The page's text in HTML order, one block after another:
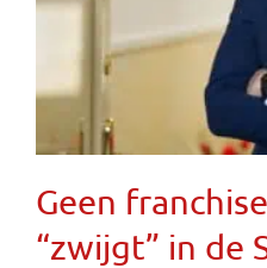
Geen
“zwijgt” in de